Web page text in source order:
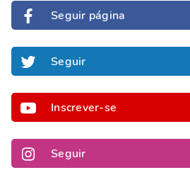
Seguir página
Seguir
Inscrever-se
Seguir